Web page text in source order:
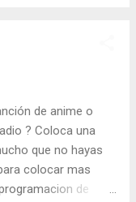
varios tutoriales
encontrar
los enlaces para
IOS:
app/agar.io/id99599
store/apps/details?
de anime o
? Coloca una
que no hayas
colocar mas
de